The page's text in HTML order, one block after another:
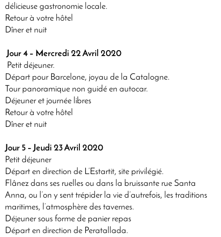
délicieuse gastronomie locale.
Retour à votre hôtel
Dîner et nuit
Jour 4 – Mercredi 22 Avril 2020
Petit déjeuner.
Départ pour Barcelone, joyau de la Catalogne.
Tour panoramique non guidé en autocar.
Déjeuner et journée libres
Retour à votre hôtel
Dîner et nuit
Jour 5 – Jeudi 23 Avril 2020
Petit déjeuner
Départ en direction de L’Estartit, site privilégié.
Flânez dans ses ruelles ou dans la bruissante rue Santa
Anna, ou l’on y sent trépider la vie d’autrefois, les traditions
maritimes, l’atmosphère des tavernes.
Déjeuner sous forme de panier repas
Départ en direction de Peratallada.